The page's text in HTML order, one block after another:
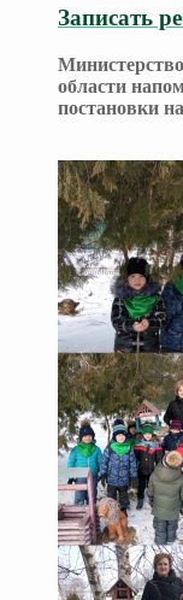
Записать
области
постановки